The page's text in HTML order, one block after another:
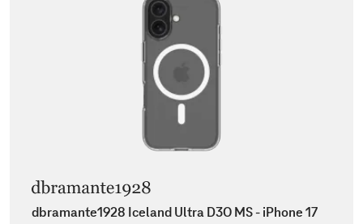
dbramante1928 Iceland Ultra D3O MS - iPhone 17